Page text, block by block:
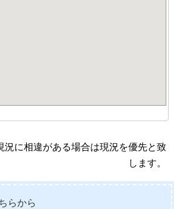
に相違がある場合は現況を優先と致
します。
らから